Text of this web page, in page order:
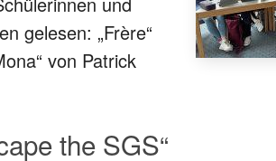
gelesen: „Frère“
von Patrick
the SGS“